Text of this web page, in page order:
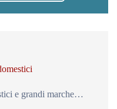
e grandi marche…